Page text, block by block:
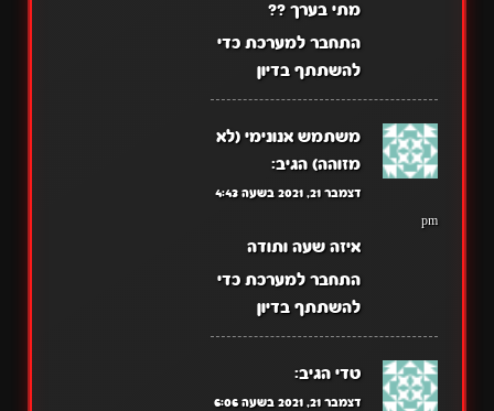
מתי בערך ??
התחבר למערכת כדי
להשתתף בדיון
משתמש אנונימי (לא
מזוהה) הגיב:
דצמבר 21, 2021 בשעה 4:43
pm
איזה שעה ותודה
התחבר למערכת כדי
להשתתף בדיון
טדי הגיב:
דצמבר 21, 2021 בשעה 6:06